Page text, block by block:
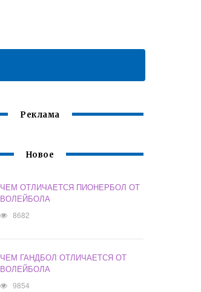
Реклама
Новое
ЧЕМ ОТЛИЧАЕТСЯ ПИОНЕРБОЛ ОТ
ВОЛЕЙБОЛА
8682
ЧЕМ ГАНДБОЛ ОТЛИЧАЕТСЯ ОТ
ВОЛЕЙБОЛА
9854